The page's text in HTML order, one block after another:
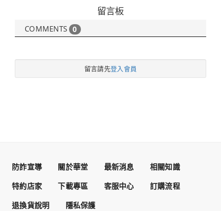
留言板
COMMENTS 0
留言請先登入會員
防詐宣導 關於華堂 最新消息
相關知識
特約店家
下載專區 客服中心
訂購流程
退換貨說明
隱私保護